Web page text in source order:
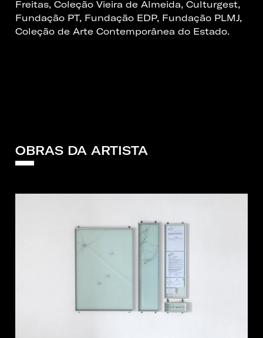
Freitas, Coleção Vieira de Almeida, Culturgest,
Fundação PT, Fundação EDP, Fundação PLMJ,
Coleção de Arte Contemporânea do Estado.
OBRAS DA ARTISTA